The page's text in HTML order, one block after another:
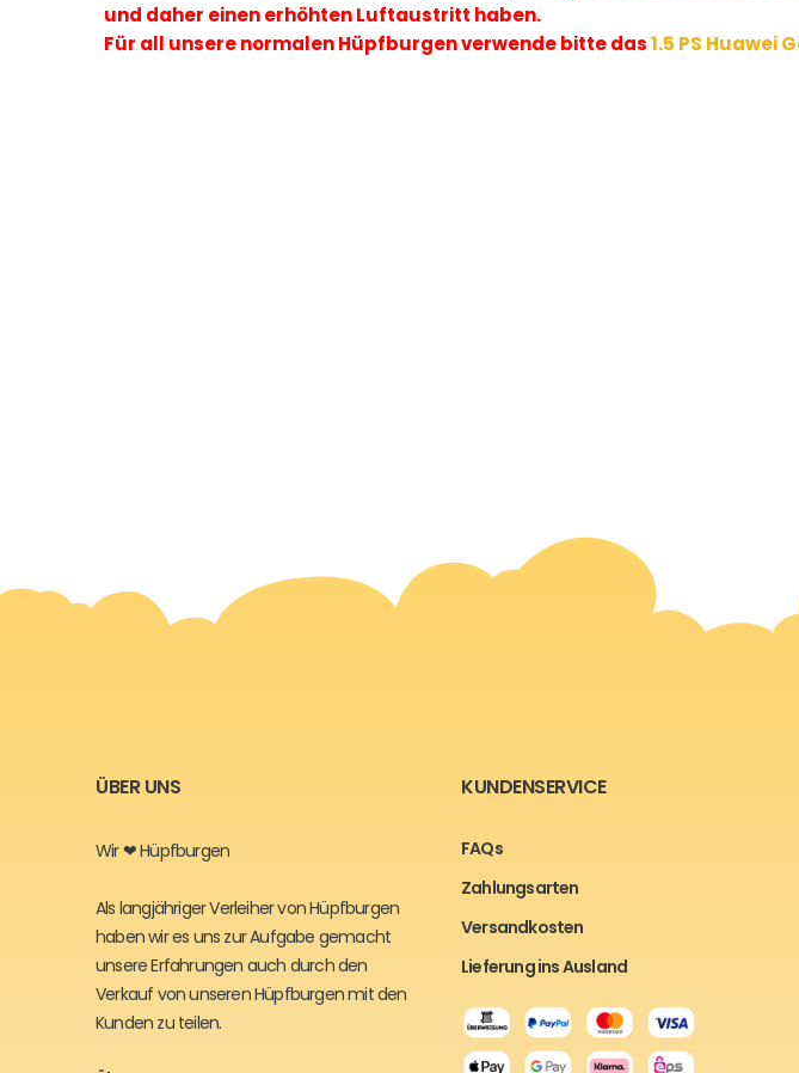
und daher einen erhöhten Luftaustritt haben.
Für all unsere normalen Hüpfburgen verwende bitte das1.5 PS Huawei
ÜBER UNS
Wir ❤ Hüpfburgen
Als langjähriger Verleiher von Hüpfburgen
haben wir es uns zur Aufgabe gemacht
unsere Erfahrungen auch durch den
Verkauf von unseren Hüpfburgen mit den
Kunden zu teilen.
KUNDENSERVICE
FAQs
Zahlungsarten
Versandkosten
Lieferung ins Ausland